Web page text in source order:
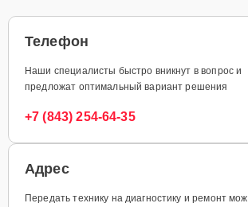
Телефон
Наши специалисты быстро вникнут в вопрос и
предложат оптимальный вариант решения
+7 (843) 254-64-35
Адрес
Передать технику на диагностику и ремонт